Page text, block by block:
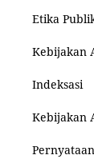
Etika
Kebijakan
Indeksasi
Kebijakan